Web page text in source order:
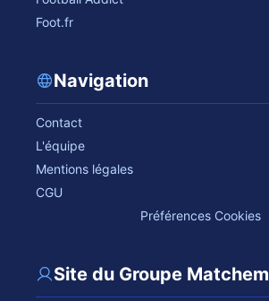
Foot.fr
Navigation
Contact
L'équipe
Mentions légales
CGU
Préférences Cookies
Site du Groupe Matchem